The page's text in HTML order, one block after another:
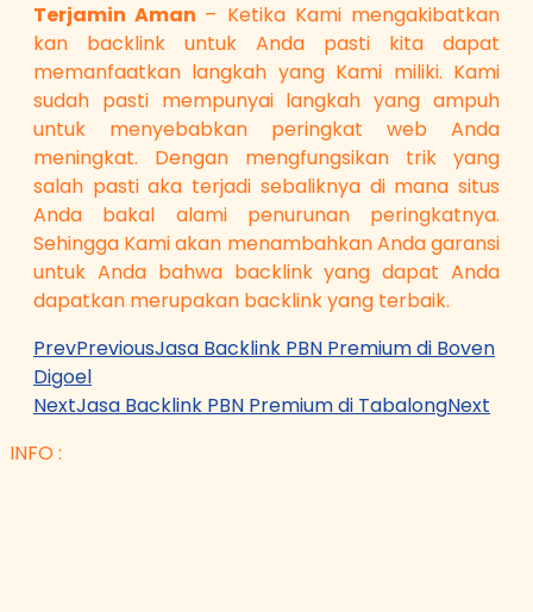
Terjamin Aman – Ketika Kami mengakibatkan
kan backlink untuk Anda pasti kita dapat
memanfaatkan langkah yang Kami miliki. Kami
sudah pasti mempunyai langkah yang ampuh
untuk menyebabkan peringkat web Anda
meningkat. Dengan mengfungsikan trik yang
salah pasti aka terjadi sebaliknya di mana situs
Anda bakal alami penurunan peringkatnya.
Sehingga Kami akan menambahkan Anda garansi
untuk Anda bahwa backlink yang dapat Anda
dapatkan merupakan backlink yang terbaik.
PrevPreviousJasa Backlink PBN Premium di Boven
Digoel
NextJasa Backlink PBN Premium di TabalongNext
INFO :